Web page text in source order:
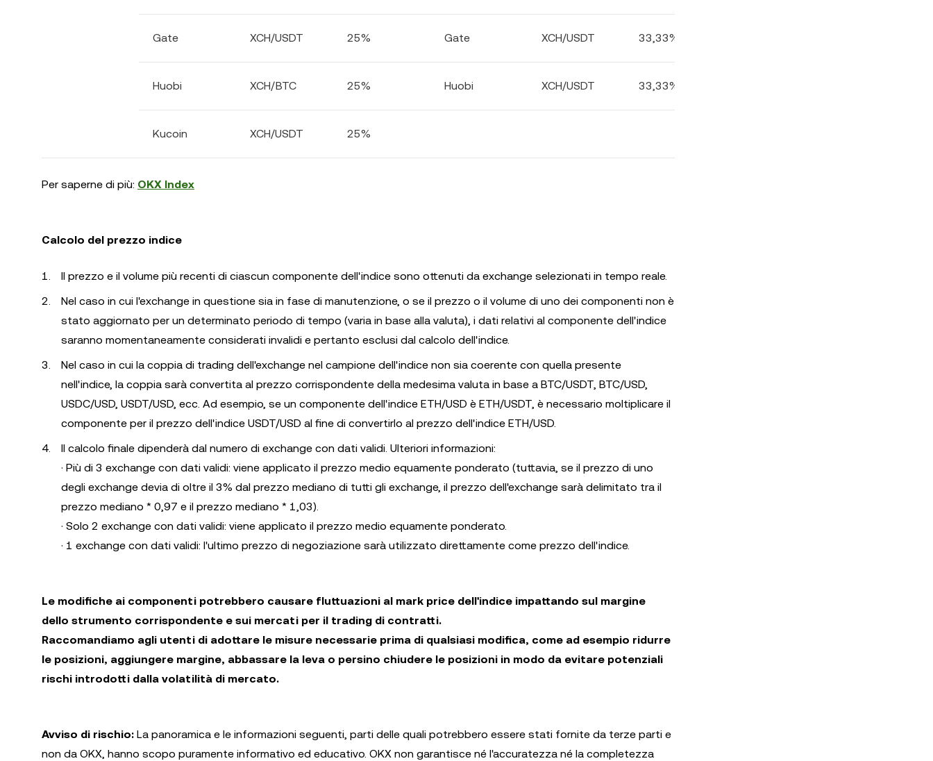
Gate XCH/USDT 25% Gate XCH/USDT 33,33%
Huobi XCH/BTC 25% Huobi XCH/USDT 33,33%
Kucoin XCH/USDT 25%
Per saperne di più: OKX Index
Calcolo del prezzo indice
Il prezzo e il volume più recenti di ciascun componente dell'indice sono ottenuti da exchange selezionati in tempo reale.
Nel caso in cui l'exchange in questione sia in fase di manutenzione, o se il prezzo o il volume di uno dei componenti non è
stato aggiornato per un determinato periodo di tempo (varia in base alla valuta), i dati relativi al componente dell'indice
saranno momentaneamente considerati invalidi e pertanto esclusi dal calcolo dell'indice.
Nel caso in cui la coppia di trading dell'exchange nel campione dell'indice non sia coerente con quella presente
nell'indice, la coppia sarà convertita al prezzo corrispondente della medesima valuta in base a BTC/USDT, BTC/USD,
USDC/USD, USDT/USD, ecc. Ad esempio, se un componente dell'indice ETH/USD è ETH/USDT, è necessario moltiplicare il
componente per il prezzo dell'indice USDT/USD al fine di convertirlo al prezzo dell'indice ETH/USD.
Il calcolo finale dipenderà dal numero di exchange con dati validi. Ulteriori informazioni:
· Più di 3 exchange con dati validi: viene applicato il prezzo medio equamente ponderato (tuttavia, se il prezzo di uno
degli exchange devia di oltre il 3% dal prezzo mediano di tutti gli exchange, il prezzo dell'exchange sarà delimitato tra il
prezzo mediano * 0,97 e il prezzo mediano * 1,03).
· Solo 2 exchange con dati validi: viene applicato il prezzo medio equamente ponderato.
· 1 exchange con dati validi: l'ultimo prezzo di negoziazione sarà utilizzato direttamente come prezzo dell'indice.
Le modifiche ai componenti potrebbero causare fluttuazioni al mark price dell'indice impattando sul margine
dello strumento corrispondente e sui mercati per il trading di contratti.
Raccomandiamo agli utenti di adottare le misure necessarie prima di qualsiasi modifica, come ad esempio ridurre
le posizioni, aggiungere margine, abbassare la leva o persino chiudere le posizioni in modo da evitare potenziali
rischi introdotti dalla volatilità di mercato.
Avviso di rischio: La panoramica e le informazioni seguenti, parti delle quali potrebbero essere stati fornite da terze parti e
non da OKX, hanno scopo puramente informativo ed educativo. OKX non garantisce né l'accuratezza né la completezza